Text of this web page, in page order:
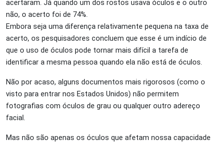
acertaram. Já quando um dos rostos usava óculos e o outro
não, o acerto foi de 74%.
Embora seja uma diferença relativamente pequena na taxa de
acerto, os pesquisadores concluem que esse é um indício de
que o uso de óculos pode tornar mais difícil a tarefa de
identificar a mesma pessoa quando ela não está de óculos.
Não por acaso, alguns documentos mais rigorosos (como o
visto para entrar nos Estados Unidos) não permitem
fotografias com óculos de grau ou qualquer outro adereço
facial.
Mas não são apenas os óculos que afetam nossa capacidade